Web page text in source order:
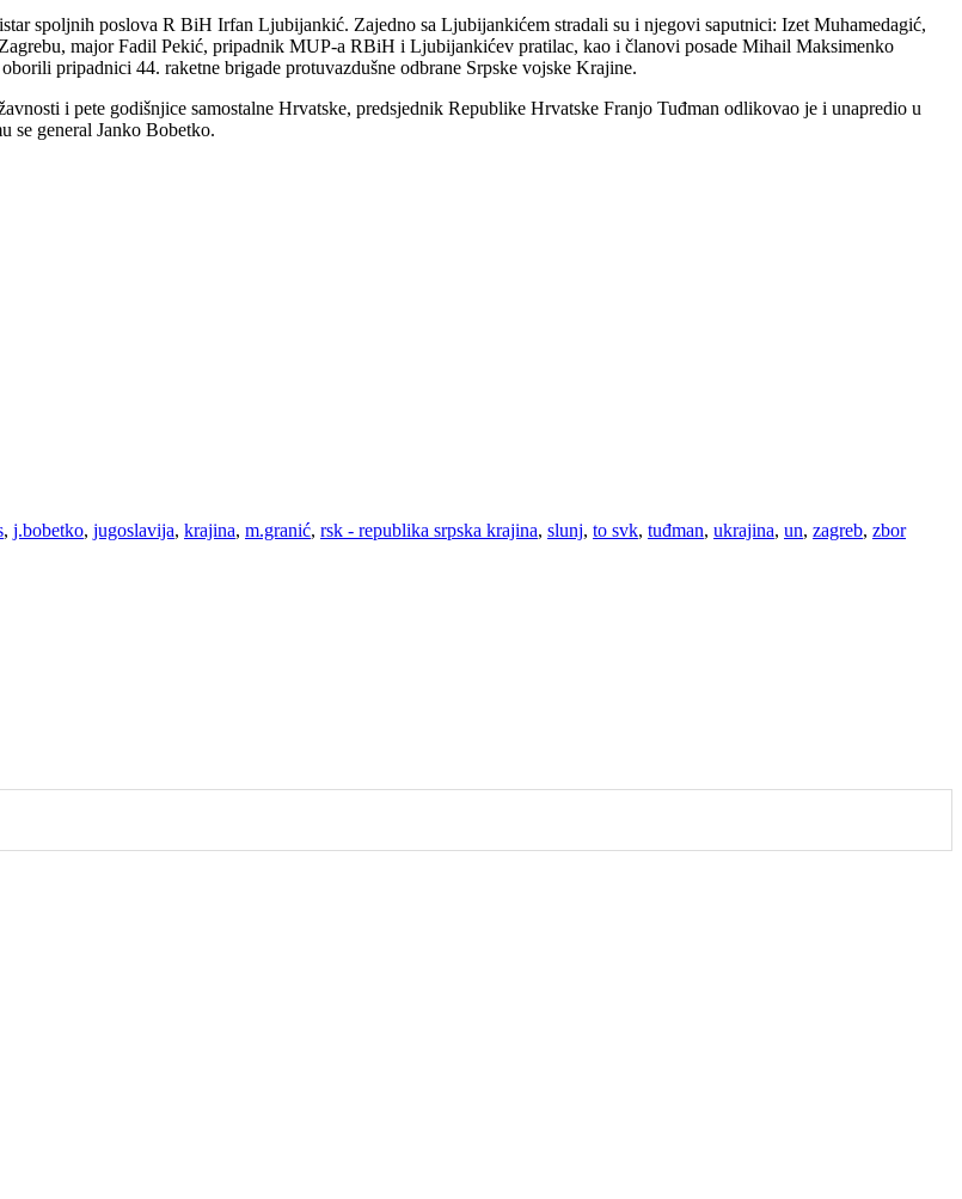
spoljnih poslova R BiH Irfan Ljubijankić. Zajedno sa Ljubijankićem stradali su i njegovi saputnici: Izet Muhamedagić,
major Fadil Pekić, pripadnik MUP-a RBiH i Ljubijankićev pratilac, kao i članovi posade Mihail Maksimenko
pripadnici 44. raketne brigade protuvazdušne odbrane Srpske vojske Krajine.
i pete godišnjice samostalne Hrvatske, predsjednik Republike Hrvatske Franjo Tuđman odlikovao je i unapredio u
se general Janko Bobetko.
, j.bobetko, jugoslavija, krajina, m.granić, rsk - republika srpska krajina, slunj, to svk, tuđman, ukrajina, un, zagreb, zbor